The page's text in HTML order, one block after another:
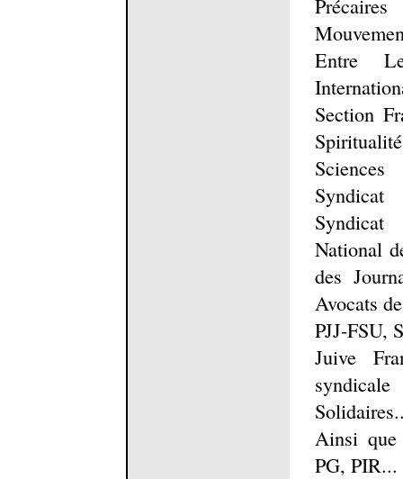
Entre
Section
National
des
Avocats
PJJ-FSU,
Juive
Ainsi
PG, PIR...